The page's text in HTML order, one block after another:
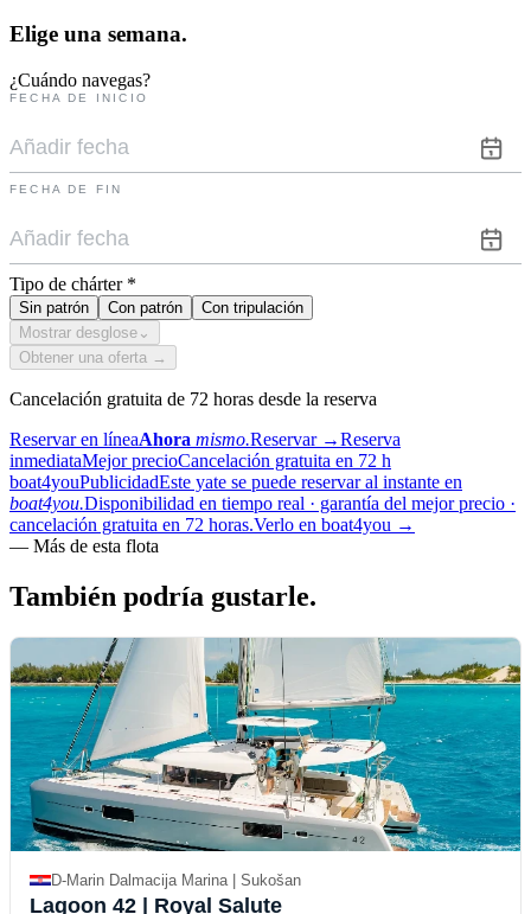
Elige una semana.
¿Cuándo navegas?
FECHA DE INICIO
FECHA DE FIN
Tipo de chárter *
Sin patrón Con patrón
Con tripulación
Mostrar desglose ⌄
Obtener una oferta →
Cancelación gratuita de 72 horas desde la reserva
Reservar en líneaAhora mismo.Reservar →Reserva
inmediataMejor precioCancelación gratuita en 72 h
boat4youPublicidadEste yate se puede reservar al instante en
boat4you.Disponibilidad en tiempo real · garantía del mejor precio ·
cancelación gratuita en 72 horas.Verlo en boat4you →
— Más de esta flota
También podría gustarle.
D-Marin Dalmacija Marina | Sukošan
Lagoon 42 | Royal Salute